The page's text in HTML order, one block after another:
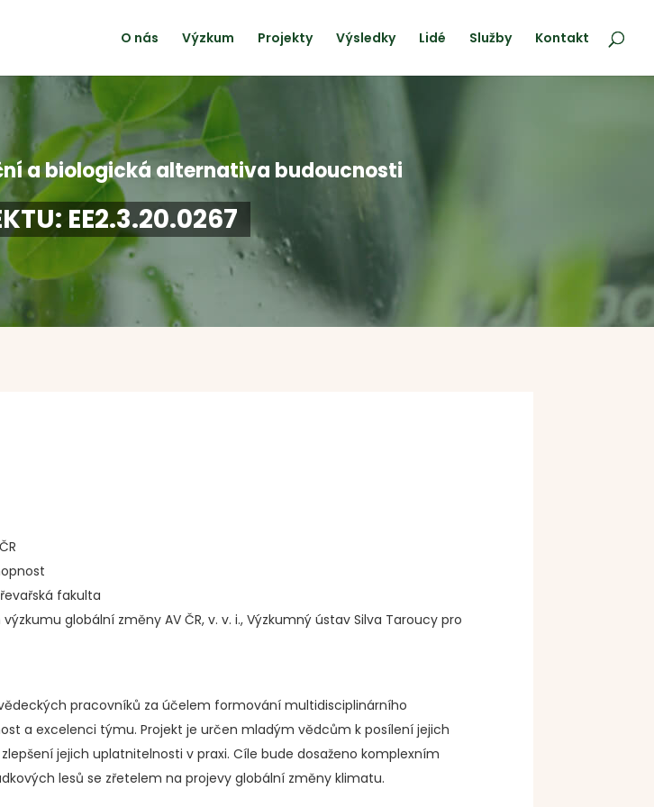
O nás Výzkum Projekty Výsledky Lidé Služby Kontakt
a biologická alternativa budoucnosti
EE2.3.20.0267
fakulta
globální změny AV ČR, v. v. i., Výzkumný ústav Silva Taroucy pro
pracovníků za účelem formování multidisciplinárního
a excelenci týmu. Projekt je určen mladým vědcům k posílení jejich
jejich uplatnitelnosti v praxi. Cíle bude dosaženo komplexním
lesů se zřetelem na projevy globální změny klimatu.